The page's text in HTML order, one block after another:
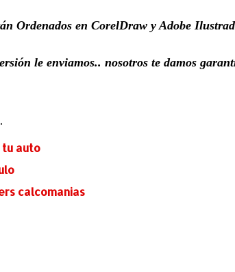
Ordenados en CorelDraw y Adobe
le enviamos.. nosotros te damos
tu auto
calcomanias